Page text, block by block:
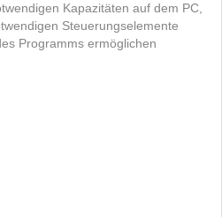
Kapazitäten auf dem PC,
Steuerungselemente
Programms ermöglichen